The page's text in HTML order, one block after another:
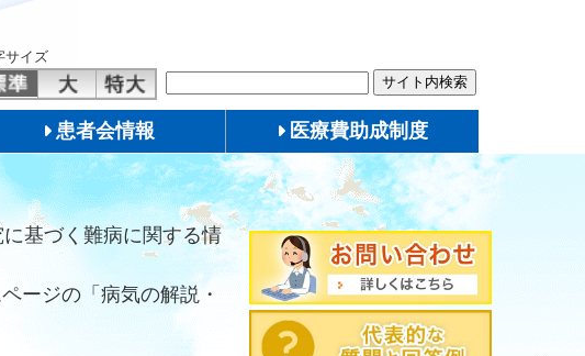
サイズ
患者会情報 医療費助成制度
基づく難病に関する情
ージの「病気の解説・